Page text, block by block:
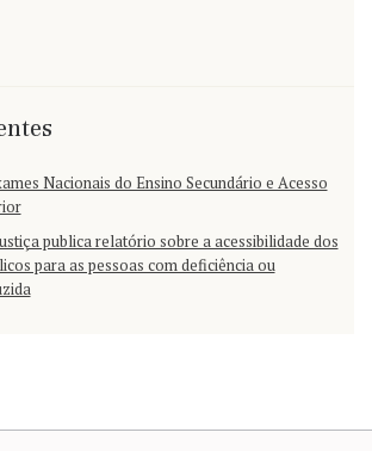
Nacionais do Ensino Secundário e Acesso
publica relatório sobre a acessibilidade dos
para as pessoas com deficiência ou